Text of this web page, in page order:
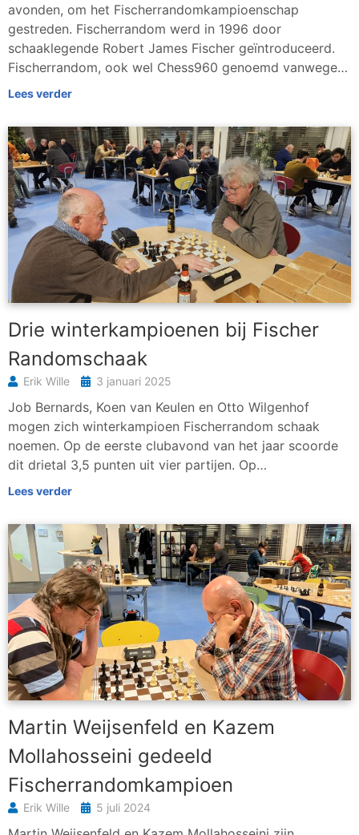
avonden, om het Fischerrandomkampioenschap
gestreden. Fischerrandom werd in 1996 door
schaaklegende Robert James Fischer geïntroduceerd.
Fischerrandom, ook wel Chess960 genoemd vanwege…
Lees verder
Drie winterkampioenen bij Fischer
Randomschaak
Erik Wille 3 januari 2025
Job Bernards, Koen van Keulen en Otto Wilgenhof
mogen zich winterkampioen Fischerrandom schaak
noemen. Op de eerste clubavond van het jaar scoorde
dit drietal 3,5 punten uit vier partijen. Op…
Lees verder
Martin Weijsenfeld en Kazem
Mollahosseini gedeeld
Fischerrandomkampioen
Erik Wille 5 juli 2024